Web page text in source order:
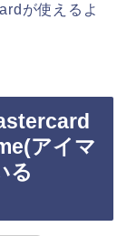
が使えるよ
アイマ
る